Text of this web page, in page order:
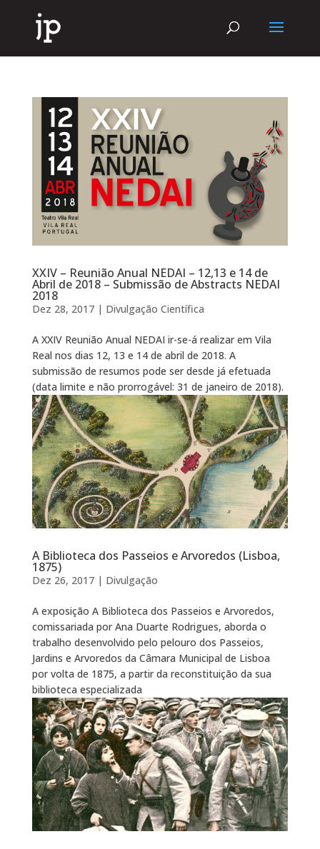
XXIV – Reunião Anual NEDAI – 12,13 e 14 de
Abril de 2018 – Submissão de Abstracts NEDAI
2018
Dez 28, 2017| Divulgação Científica
A XXIV Reunião Anual NEDAI ir-se-á realizar em Vila
Real nos dias 12, 13 e 14 de abril de 2018. A
submissão de resumos pode ser desde já efetuada
(data limite e não prorrogável: 31 de janeiro de 2018).
A Biblioteca dos Passeios e Arvoredos (Lisboa,
1875)
Dez 26, 2017| Divulgação
A exposição A Biblioteca dos Passeios e Arvoredos,
comissariada por Ana Duarte Rodrigues, aborda o
trabalho desenvolvido pelo pelouro dos Passeios,
Jardins e Arvoredos da Câmara Municipal de Lisboa
por volta de 1875, a partir da reconstituição da sua
biblioteca especializada